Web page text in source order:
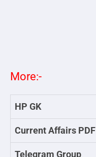
More:-
HP GK
Current Affairs PDF
Telegram Group